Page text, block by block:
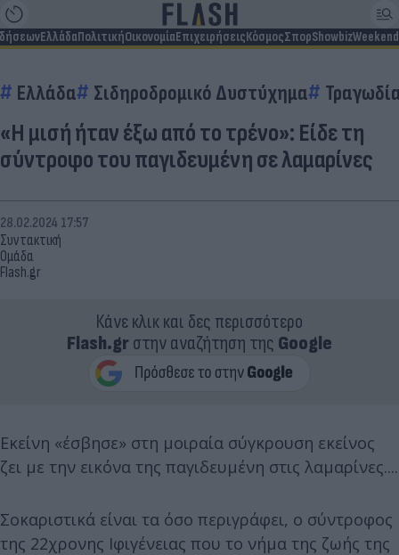
ΕλλάδαΠολιτικήΟικονομίαΕπιχειρήσειςΚόσμοςΣπορShowbizWeekend
Ελλάδα Σιδηροδρομικό Δυστύχημα
«Η μισή ήταν έξω από το τρένο»: Είδε τη
σύντροφο του παγιδευμένη σε λαμαρίνες
Συντακτική
Ομάδα
Flash.gr
28.02.2024 17:57
Κάνε κλικ και δες περισσότερο
Flash.grστην αναζήτηση της Google
Εκείνη «έσβησε» στη μοιραία σύγκρουση εκείνος
ζει με την εικόνα της παγιδευμένη στις λαμαρίνες....
Σοκαριστικά είναι τα όσο περιγράφει, ο σύντροφος
της 22χρονης Ιφιγένειας που το νήμα της ζωής της